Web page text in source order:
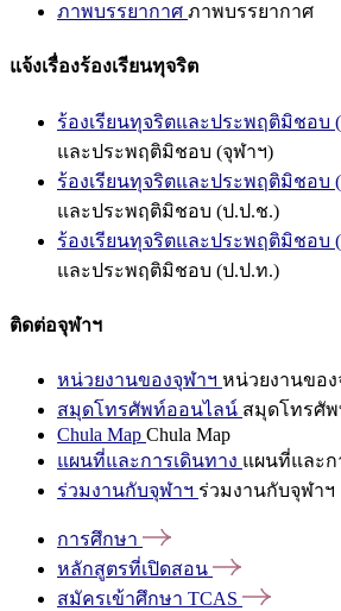
ภาพบรรยากาศ ภาพบรรยากาศ
แจ้งเรื่องร้องเรียนทุจริต
ร้องเรียนทุจริตและประพฤติมิชอบ
และประพฤติมิชอบ (จุฬาฯ)
ร้องเรียนทุจริตและประพฤติมิชอบ
และประพฤติมิชอบ (ป.ป.ช.)
ร้องเรียนทุจริตและประพฤติมิชอบ
และประพฤติมิชอบ (ป.ป.ท.)
ติดต่อจุฬาฯ
หน่วยงานของจุฬาฯ หน่วยงานของ
สมุดโทรศัพท์ออนไลน์ สมุดโทรศั
Chula Map Chula Map
แผนที่และการเดินทาง แผนที่และก
ร่วมงานกับจุฬาฯ ร่วมงานกับจุฬาฯ
การศึกษา
หลักสูตรที่เปิดสอน
สมัครเข้าศึกษา TCAS